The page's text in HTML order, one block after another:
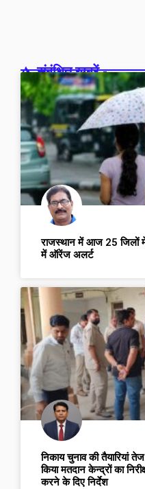
संबंधित खबरें -
राजस्थान में आज 25 जिलों में
में ऑरेंज अलर्ट
निकाय चुनाव की तैयारियां
किया मतदान केन्द्रों का
करने के दिए निर्देश